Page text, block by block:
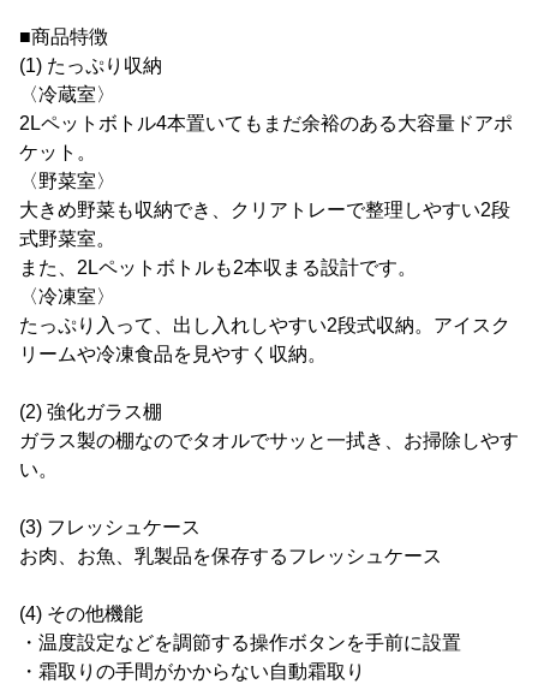
■商品特徴
(1) たっぷり収納
〈冷蔵室〉
2Lペットボトル4本置いてもまだ余裕のある大容量ドアポ
ケット。
〈野菜室〉
大きめ野菜も収納でき、クリアトレーで整理しやすい2段
式野菜室。
また、2Lペットボトルも2本収まる設計です。
〈冷凍室〉
たっぷり入って、出し入れしやすい2段式収納。アイスク
リームや冷凍食品を見やすく収納。
(2) 強化ガラス棚
ガラス製の棚なのでタオルでサッと一拭き、お掃除しやす
い。
(3) フレッシュケース
お肉、お魚、乳製品を保存するフレッシュケース
(4) その他機能
・温度設定などを調節する操作ボタンを手前に設置
・霜取りの手間がかからない自動霜取り